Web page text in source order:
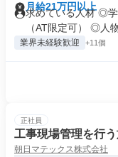
月給21万円以上
求めている人材 ◎
（AT限定可） ◎人
業界未経験歓迎 +11個
正社員
工事現場管理を行
朝日マテックス株式会社